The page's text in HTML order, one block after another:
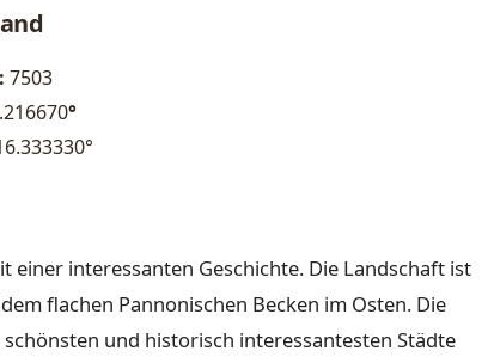
7503
°
einer interessanten Geschichte. Die Landschaft ist
flachen Pannonischen Becken im Osten. Die
und historisch interessantesten Städte